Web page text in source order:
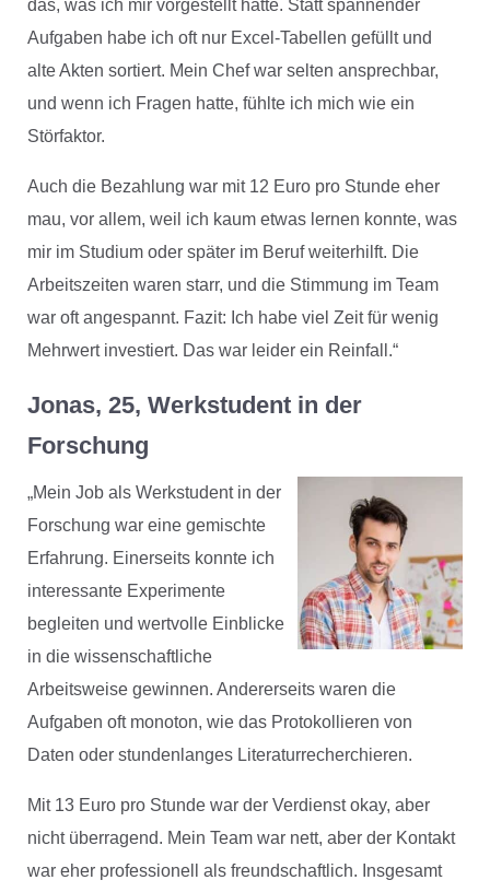
das, was ich mir vorgestellt hatte. Statt spannender
Aufgaben habe ich oft nur Excel-Tabellen gefüllt und
alte Akten sortiert. Mein Chef war selten ansprechbar,
und wenn ich Fragen hatte, fühlte ich mich wie ein
Störfaktor.
Auch die Bezahlung war mit 12 Euro pro Stunde eher
mau, vor allem, weil ich kaum etwas lernen konnte, was
mir im Studium oder später im Beruf weiterhilft. Die
Arbeitszeiten waren starr, und die Stimmung im Team
war oft angespannt. Fazit: Ich habe viel Zeit für wenig
Mehrwert investiert. Das war leider ein Reinfall.“
Jonas, 25, Werkstudent in der
Forschung
„Mein Job als Werkstudent in der
Forschung war eine gemischte
Erfahrung. Einerseits konnte ich
interessante Experimente
begleiten und wertvolle Einblicke
in die wissenschaftliche
Arbeitsweise gewinnen. Andererseits waren die
Aufgaben oft monoton, wie das Protokollieren von
Daten oder stundenlanges Literaturrecherchieren.
Mit 13 Euro pro Stunde war der Verdienst okay, aber
nicht überragend. Mein Team war nett, aber der Kontakt
war eher professionell als freundschaftlich. Insgesamt